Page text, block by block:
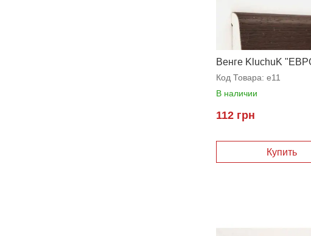
Венге KluchuK
Код Товара: e11
В наличии
112 грн